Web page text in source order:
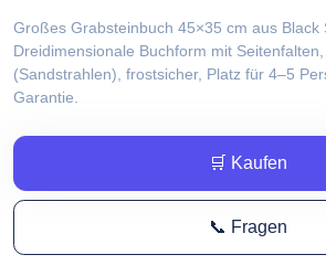
Großes Grabsteinbuch 45×35 cm aus Black
Dreidimensionale Buchform mit
(Sandstrahlen), frostsicher, Platz für 4–5
Garantie.
🛒 Kaufen
📞 Fragen